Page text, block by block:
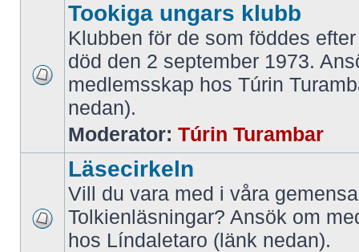
Tookiga ungars klubb
Klubben för de som föddes
död den 2 september 1973.
medlemsskap hos Túrin
nedan).
Moderator: Túrin Turambar
Läsecirkeln
Vill du vara med i våra
Tolkienläsningar? Ansök om
hos Líndaletaro (länk nedan).